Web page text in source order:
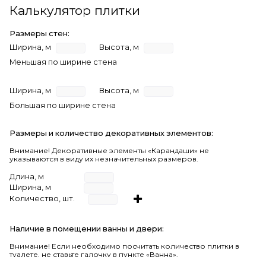
Калькулятор плитки
Размеры стен:
Ширина, м
Высота, м
Меньшая по ширине стена
Ширина, м
Высота, м
Большая по ширине стена
Размеры и количество декоративных элементов:
Внимание! Декоративные элементы «Карандаши» не
указываются в виду их незначительных размеров.
Длина, м
Ширина, м
Количество, шт.
Наличие в помещении ванны и двери:
Внимание! Если необходимо посчитать количество плитки в
туалете, не ставьте галочку в пункте «Ванна».